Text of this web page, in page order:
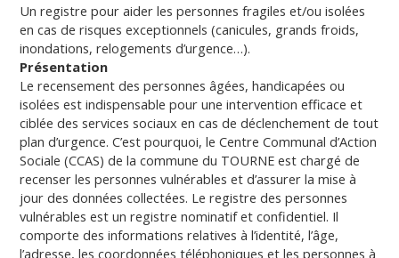
Un registre pour aider les personnes fragiles et/ou isolées
en cas de risques exceptionnels (canicules, grands froids,
inondations, relogements d’urgence…).
Présentation
Le recensement des personnes âgées, handicapées ou
isolées est indispensable pour une intervention efficace et
ciblée des services sociaux en cas de déclenchement de tout
plan d’urgence. C’est pourquoi, le Centre Communal d’Action
Sociale (CCAS) de la commune du TOURNE est chargé de
recenser les personnes vulnérables et d’assurer la mise à
jour des données collectées. Le registre des personnes
vulnérables est un registre nominatif et confidentiel. Il
comporte des informations relatives à l’identité, l’âge,
l’adresse, les coordonnées téléphoniques et les personnes à